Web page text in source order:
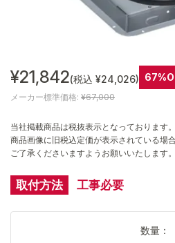
¥21,842(税込 ¥24,026)
メーカー標準価格: ¥67,000
当社掲載商品は税抜表示となっております。
商品画像に旧税込定価が表示されている場合
ご了承くださいますようお願いいたします。
取付方法 工事必要
数量：